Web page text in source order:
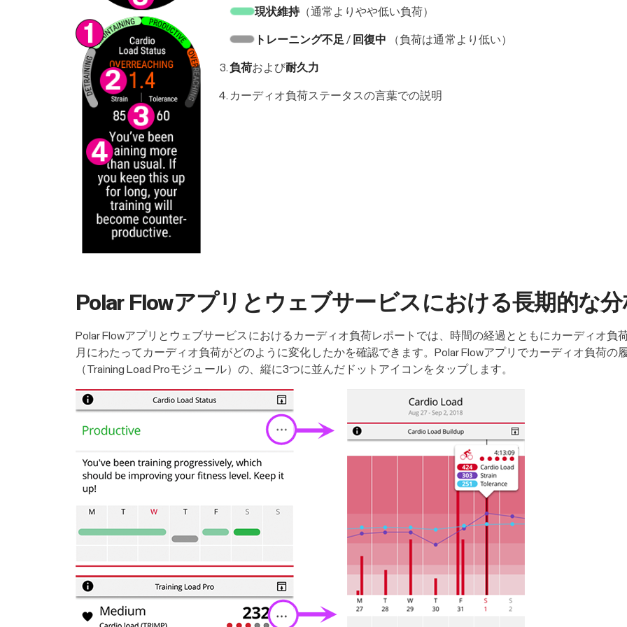
現状維持（通常よりやや低い負荷）
トレーニング不足 / 回復中 （負荷は通常より低い）
負荷および耐久力
カーディオ負荷ステータスの言葉での説明
Polar Flowアプリとウェブサービスにおける長期的な分
Polar Flowアプリとウェブサービスにおけるカーディオ負荷レポートでは、時間の経過とともにカーディオ負
月にわたってカーディオ負荷がどのように変化したかを確認できます。Polar Flowアプリでカーディオ負荷の
（Training Load Proモジュール）の、縦に3つに並んだドットアイコンをタップします。